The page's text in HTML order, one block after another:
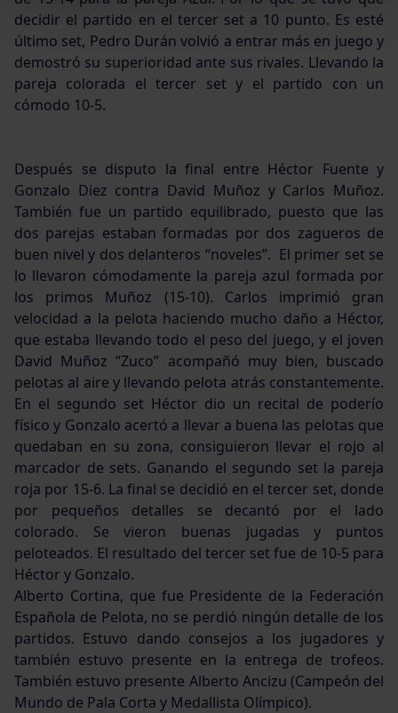
decidir el partido en el tercer set a 10 punto. Es esté
último set, Pedro Durán volvió a entrar más en juego y
demostró su superioridad ante sus rivales. Llevando la
pareja colorada el tercer set y el partido con un
cómodo 10-5.
Después se disputo la final entre Héctor Fuente y
Gonzalo Diez contra David Muñoz y Carlos Muñoz.
También fue un partido equilibrado, puesto que las
dos parejas estaban formadas por dos zagueros de
buen nivel y dos delanteros “noveles”. El primer set se
lo llevaron cómodamente la pareja azul formada por
los primos Muñoz (15-10). Carlos imprimió gran
velocidad a la pelota haciendo mucho daño a Héctor,
que estaba llevando todo el peso del juego, y el joven
David Muñoz “Zuco” acompañó muy bien, buscado
pelotas al aire y llevando pelota atrás constantemente.
En el segundo set Héctor dio un recital de poderío
físico y Gonzalo acertó a llevar a buena las pelotas que
quedaban en su zona, consiguieron llevar el rojo al
marcador de sets. Ganando el segundo set la pareja
roja por 15-6. La final se decidió en el tercer set, donde
por pequeños detalles se decantó por el lado
colorado. Se vieron buenas jugadas y puntos
peloteados. El resultado del tercer set fue de 10-5 para
Héctor y Gonzalo.
Alberto Cortina, que fue Presidente de la Federación
Española de Pelota, no se perdió ningún detalle de los
partidos. Estuvo dando consejos a los jugadores y
también estuvo presente en la entrega de trofeos.
También estuvo presente Alberto Ancizu (Campeón del
Mundo de Pala Corta y Medallista Olímpico).